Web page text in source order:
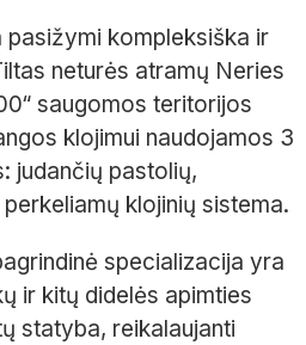
kompleksiška ir
neturės atramų Neries
saugomos teritorijos
klojimui naudojamos 3
judančių pastolių,
klojinių sistema.
specializacija yra
ir kitų didelės apimties
statyba, reikalaujanti